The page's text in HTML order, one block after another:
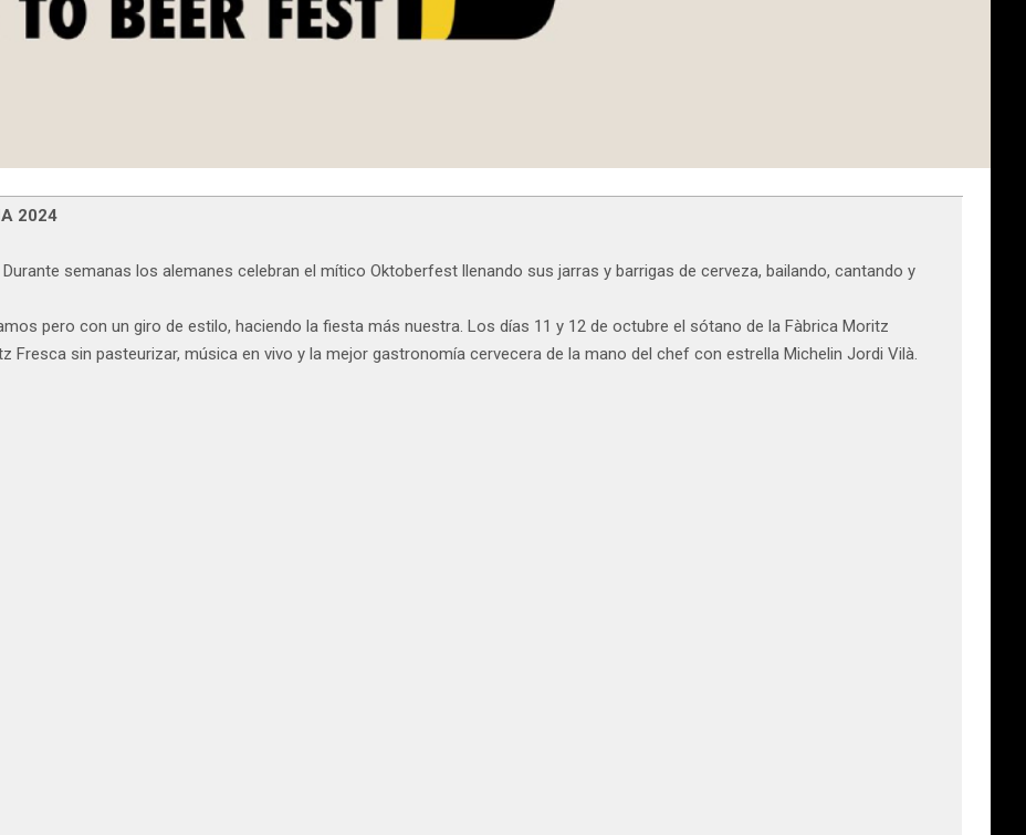
2024
semanas los alemanes celebran el mítico Oktoberfest llenando sus jarras y barrigas de cerveza, bailando, cantando y
pero con un giro de estilo, haciendo la fiesta más nuestra. Los días 11 y 12 de octubre el sótano de la Fàbrica Moritz
Fresca sin pasteurizar, música en vivo y la mejor gastronomía cervecera de la mano del chef con estrella Michelin Jordi Vilà.